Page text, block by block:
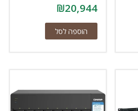
₪20,944
הוספה לסל